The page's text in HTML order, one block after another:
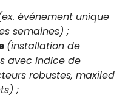
événement unique
semaines) ;
(installation de
avec indice de
robustes, maxiled
;